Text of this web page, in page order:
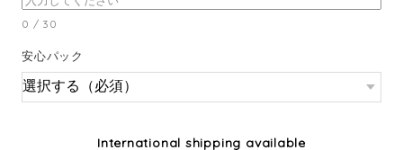
0 / 30
安心パック
International shipping available